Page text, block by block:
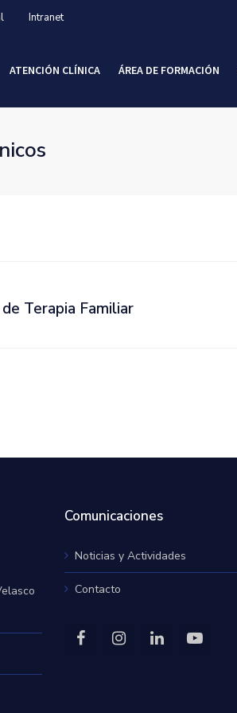
Intranet
ATENCIÓN CLÍNICA ÁREA DE FORMACIÓN
Terapia Familiar
Comunicaciones
Noticias y Actividades
Contacto